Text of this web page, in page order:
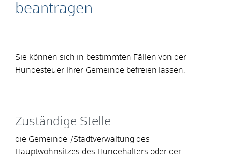
beantragen
Sie können sich in bestimmten Fällen von der
Hundesteuer Ihrer Gemeinde befreien lassen.
Zuständige Stelle
die Gemeinde-/Stadtverwaltung des
Hauptwohnsitzes des Hundehalters oder der